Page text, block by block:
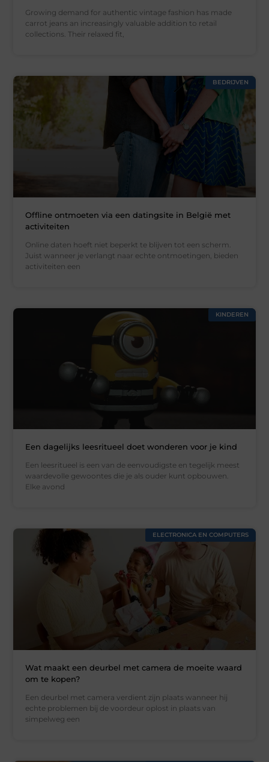
Growing demand for authentic vintage fashion has made
carrot jeans an increasingly valuable addition to retail
collections. Their relaxed fit,
BEDRIJVEN
Offline ontmoeten via een datingsite in België met
activiteiten
Online daten hoeft niet beperkt te blijven tot een scherm.
Juist wanneer je verlangt naar echte ontmoetingen, bieden
activiteiten een
KINDEREN
Een dagelijks leesritueel doet wonderen voor je kind
Een leesritueel is een van de eenvoudigste en tegelijk meest
waardevolle gewoontes die je als ouder kunt opbouwen.
Elke avond
ELECTRONICA EN COMPUTERS
Wat maakt een deurbel met camera de moeite waard
om te kopen?
Een deurbel met camera verdient zijn plaats wanneer hij
echte problemen bij de voordeur oplost in plaats van
simpelweg een